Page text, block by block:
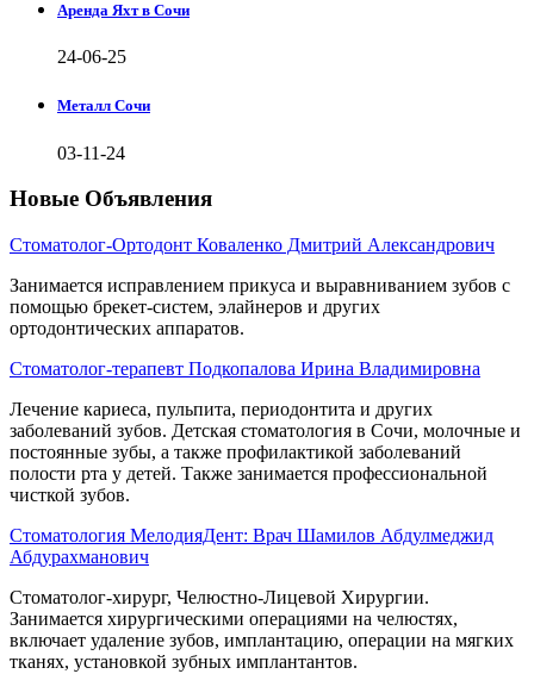
Аренда Яхт в Сочи
24-06-25
Металл Сочи
03-11-24
Новые Объявления
Стоматолог-Ортодонт Коваленко Дмитрий Александрович
Занимается исправлением прикуса и выравниванием зубов с
помощью брекет-систем, элайнеров и других
ортодонтических аппаратов.
Стоматолог-терапевт Подкопалова Ирина Владимировна
Лечение кариеса, пульпита, периодонтита и других
заболеваний зубов. Детская стоматология в Сочи, молочные и
постоянные зубы, а также профилактикой заболеваний
полости рта у детей. Также занимается профессиональной
чисткой зубов.
Стоматология МелодияДент: Врач Шамилов Абдулмеджид
Абдурахманович
Стоматолог-хирург, Челюстно-Лицевой Хирургии.
Занимается хирургическими операциями на челюстях,
включает удаление зубов, имплантацию, операции на мягких
тканях, установкой зубных имплантантов.